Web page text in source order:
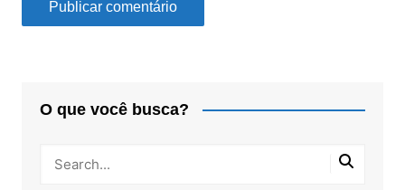
O que você busca?